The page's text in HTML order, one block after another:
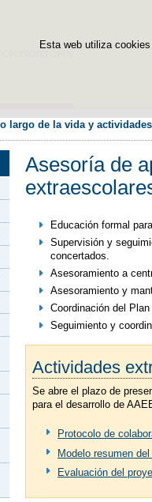
Esta web utiliza
largo de la vida y
Asesoría de
Educación formal
Supervisión y
concertados.
Asesoramiento a
Asesoramiento y
Coordinación del
Seguimiento y
Actividades
Se abre el plazo de
para el desarrollo de
Protocolo de
Modelo resumen
Evaluación del